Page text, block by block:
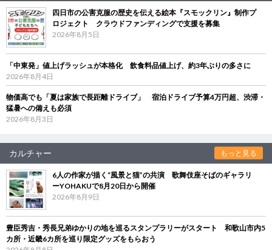
四日市の公害克服の歴史を伝える絵本『スモックリン』制作プ
ロジェクト クラウドファンディングで支援を募集
2026年8月5日
「中東発」値上げラッシュが本格化 飲食料品値上げ、約3年ぶりの多さに
2026年8月4日
物価高でも「夏は家族で長距離ドライブ」 宿泊ドライブ予算4万円超、渋滞・
猛暑への備えも必須
2026年8月3日
カルチャー もっと見る
6人の作家が描く“風景と猫”の共演 歌舞伎座そばのギャラリ
ーYOHAKUで8月20日から開催
2026年8月9日
豊臣秀吉・秀長兄弟ゆかりの地を巡るスタンプラリーがスタート 和歌山市内5
カ所・近畿6カ所を巡り限定グッズをもらおう